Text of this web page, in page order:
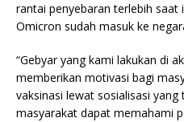
rantai penyebaran terlebih saat
Omicron sudah masuk ke
“Gebyar yang kami lakukan di
memberikan motivasi bagi
vaksinasi lewat sosialisasi
masyarakat dapat memahami